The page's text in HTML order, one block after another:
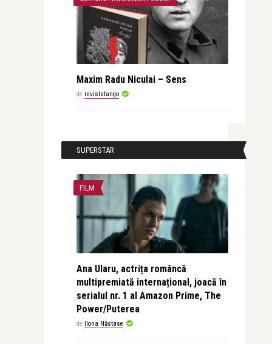
Maxim Radu Niculai – Sens
de revistatango
SUPERSTAR
FILM
Ana Ularu, actrița româncă
multipremiată internațional, joacă în
serialul nr. 1 al Amazon Prime, The
Power/Puterea
de Ilona Năstase